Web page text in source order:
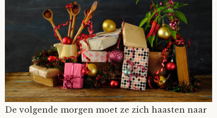
De volgende morgen moet ze zich haasten naar